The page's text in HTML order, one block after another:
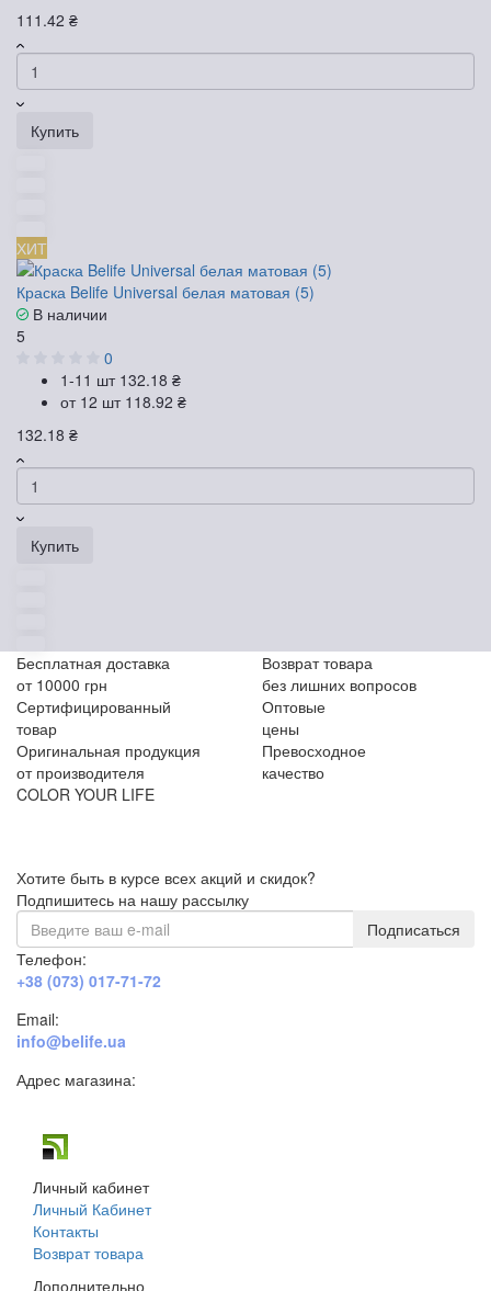
111.42 ₴
Купить
ХИТ
Краска Belife Universal белая матовая (5)
В наличии
5
0
1-11 шт 132.18 ₴
от 12 шт 118.92 ₴
132.18 ₴
Купить
Бесплатная доставка
от 10000 грн
Возврат товара
без лишних вопросов
Сертифицированный
товар
Оптовые
цены
Оригинальная продукция
от производителя
Превосходное
качество
COLOR YOUR LIFE
Хотите быть в курсе всех акций и скидок?
Подпишитесь на нашу рассылку
Подписаться
Телефон:
+38 (073) 017-71-72
Email:
info@belife.ua
Адрес магазина:
Личный кабинет
Личный Кабинет
Контакты
Возврат товара
Дополнительно